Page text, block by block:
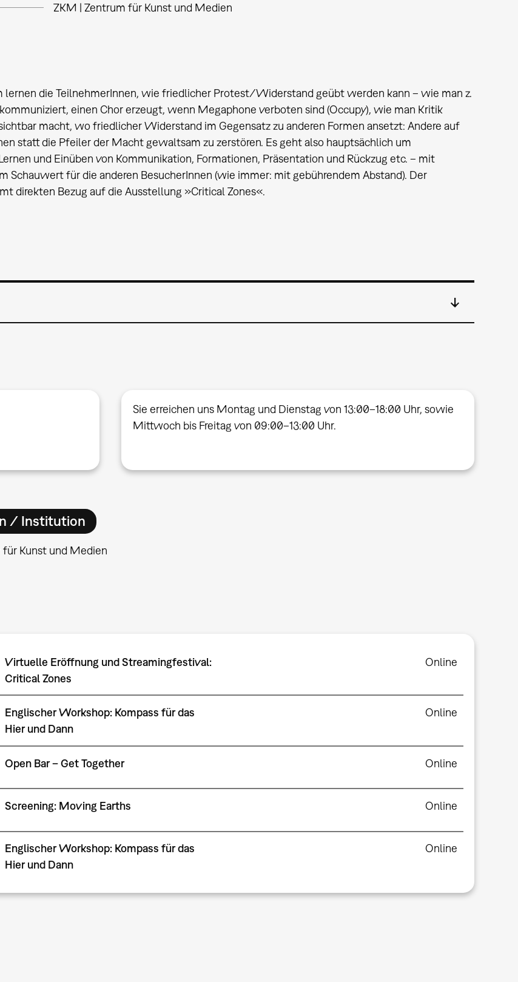
ZKM | Zentrum für Kunst und Medien
lernen die TeilnehmerInnen, wie friedlicher Protest/Widerstand geübt werden kann – wie man z.
einen Chor erzeugt, wenn Megaphone verboten sind (Occupy), wie man Kritik
macht, wo friedlicher Widerstand im Gegensatz zu anderen Formen ansetzt: Andere auf
statt die Pfeiler der Macht gewaltsam zu zerstören. Es geht also hauptsächlich um
und Einüben von Kommunikation, Formationen, Präsentation und Rückzug etc. – mit
Schauwert für die anderen BesucherInnen (wie immer: mit gebührendem Abstand). Der
direkten Bezug auf die Ausstellung »Critical Zones«.
Sie erreichen uns Montag und Dienstag von 13:00–18:00 Uhr, sowie
Mittwoch bis Freitag von 09:00–13:00 Uhr.
/ Institution
Kunst und Medien
Virtuelle Eröffnung und Streamingfestival:
Critical Zones
Online
Englischer Workshop: Kompass für das
Hier und Dann
Online
Open Bar – Get Together Online
Screening: Moving Earths Online
Englischer Workshop: Kompass für das
Hier und Dann
Online